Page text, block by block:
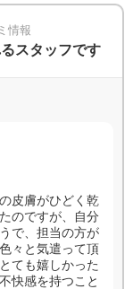
情報
スタッフです
皮膚がひどく乾
のですが、自分
で、担当の方が
々と気遣って頂
ても嬉しかった
快感を持つこと